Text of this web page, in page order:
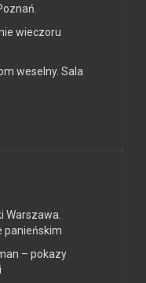
wieczoru
weselny. Sala
Warszawa.
panieńskim
– pokazy